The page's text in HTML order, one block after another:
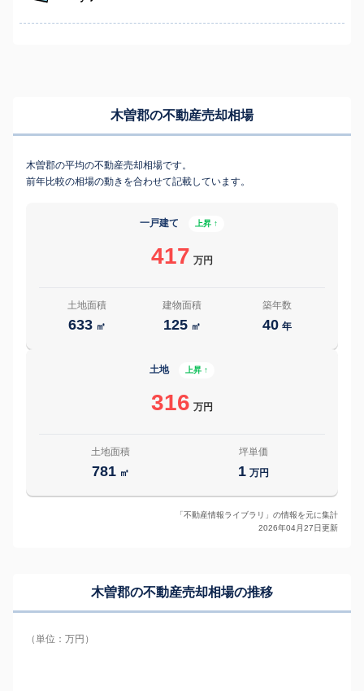
木曽郡の不動産売却相場
木曽郡の平均の不動産売却相場です。
前年比較の相場の動きを合わせて記載しています。
一戸建て 上昇 ↑
417 万円
土地面積
633 ㎡
建物面積
125 ㎡
築年数
40 年
土地 上昇 ↑
316 万円
土地面積
781 ㎡
坪単価
1 万円
「不動産情報ライブラリ」の情報を元に集計
2026年04月27日更新
木曽郡の不動産売却相場の推移
（単位：万円）